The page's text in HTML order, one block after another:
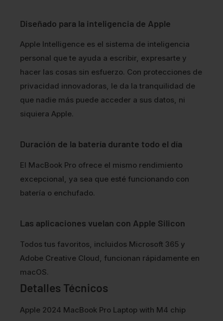
Diseñado para la inteligencia de Apple
Apple Intelligence es el sistema de inteligencia
personal que te ayuda a escribir, expresarte y
hacer las cosas sin esfuerzo. Con protecciones de
privacidad innovadoras, le da la tranquilidad de
que nadie más puede acceder a sus datos, ni
siquiera Apple.
Duración de la batería durante todo el día
El MacBook Pro ofrece el mismo rendimiento
excepcional, ya sea que esté funcionando con
batería o enchufado.
Las aplicaciones vuelan con Apple Silicon
Todos tus favoritos, incluidos Microsoft 365 y
Adobe Creative Cloud, funcionan rápidamente en
macOS.
Detalles Técnicos
Apple 2024 MacBook Pro Laptop with M4 chip